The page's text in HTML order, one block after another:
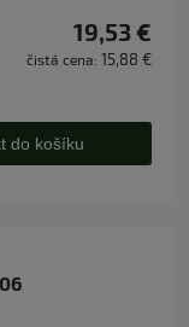
19,53 €
čistá cena: 15,88 €
do košíku